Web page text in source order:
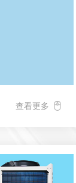
查看更多